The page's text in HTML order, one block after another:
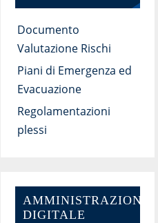
Documento
Valutazione Rischi
Piani di Emergenza ed
Evacuazione
Regolamentazioni
plessi
AMMINISTRAZIONE
DIGITALE